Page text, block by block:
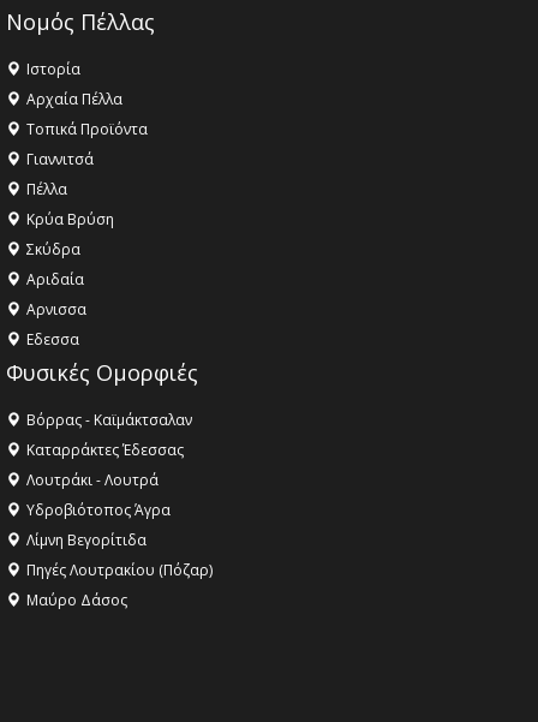
Νομός Πέλλας
Ιστορία
Αρχαία Πέλλα
Τοπικά Προϊόντα
Γιαννιτσά
Πέλλα
Κρύα Βρύση
Σκύδρα
Αριδαία
Aρνισσα
Eδεσσα
Φυσικές Ομορφιές
Βόρρας - Καϊμάκτσαλαν
Καταρράκτες Έδεσσας
Λουτράκι - Λουτρά
Υδροβιότοπος Άγρα
Λίμνη Βεγορίτιδα
Πηγές Λουτρακίου (Πόζαρ)
Μαύρο Δάσος